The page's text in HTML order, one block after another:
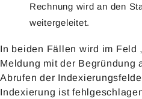
Rechnung wird an den
weitergeleitet.
In beiden Fällen wird im Feld
Meldung mit der Begründung
Abrufen der
Indexierung ist